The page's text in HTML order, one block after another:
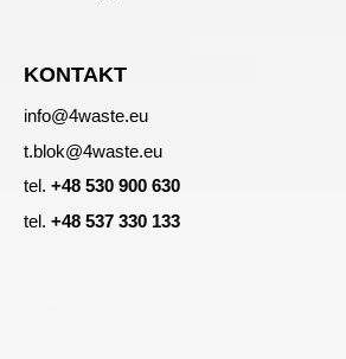
KONTAKT
info@4waste.eu
t.blok@4waste.eu
tel. +48 530 900 630
tel. +48 537 330 133